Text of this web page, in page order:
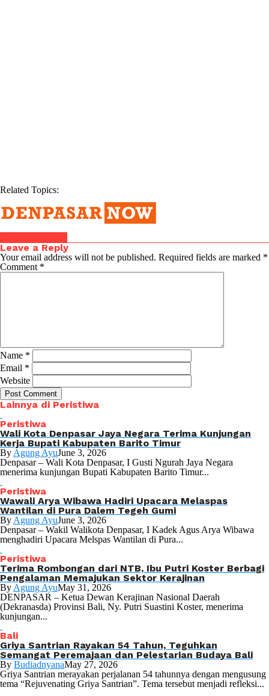
Related Topics:
Leave a Reply
Your email address will not be published. Required fields are marked *
Comment *
Name *
Email *
Website
Lainnya di Peristiwa
Peristiwa
Wali Kota Denpasar Jaya Negara Terima Kunjungan
Kerja Bupati Kabupaten Barito Timur
By Agung AyuJune 3, 2026
Denpasar – Wali Kota Denpasar, I Gusti Ngurah Jaya Negara
menerima kunjungan Bupati Kabupaten Barito Timur...
Peristiwa
Wawali Arya Wibawa Hadiri Upacara Melaspas
Wantilan di Pura Dalem Tegeh Gumi
By Agung AyuJune 3, 2026
Denpasar – Wakil Walikota Denpasar, I Kadek Agus Arya Wibawa
menghadiri Upacara Melspas Wantilan di Pura...
Peristiwa
Terima Rombongan dari NTB, Ibu Putri Koster Berbagi
Pengalaman Memajukan Sektor Kerajinan
By Agung AyuMay 31, 2026
DENPASAR – Ketua Dewan Kerajinan Nasional Daerah
(Dekranasda) Provinsi Bali, Ny. Putri Suastini Koster, menerima
kunjungan...
Bali
Griya Santrian Rayakan 54 Tahun, Teguhkan
Semangat Peremajaan dan Pelestarian Budaya Bali
By BudiadnyanaMay 27, 2026
Griya Santrian merayakan perjalanan 54 tahunnya dengan mengusung
tema “Rejuvenating Griya Santrian”. Tema tersebut menjadi refleksi...